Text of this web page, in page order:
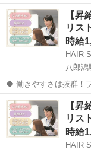
りの施術数がコロナ禍
付けてしっかり稼ぐなら今がチャンス
覧下さい...
秋田 秋田市 土
【昇
リス
時給
八郎潟
◆ 働きやすさは抜群！ブラン
利くため、自分のライ
る方も分かりやすいレ
ューできます 働
秋田 南秋田郡
【昇
リス
時給